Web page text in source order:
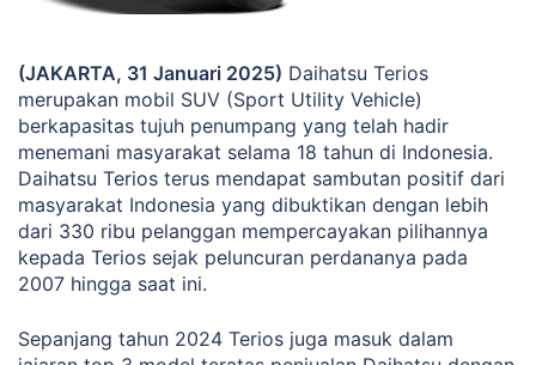
(JAKARTA, 31 Januari 2025) Daihatsu Terios
merupakan mobil SUV (Sport Utility Vehicle)
berkapasitas tujuh penumpang yang telah hadir
menemani masyarakat selama 18 tahun di Indonesia.
Daihatsu Terios terus mendapat sambutan positif dari
masyarakat Indonesia yang dibuktikan dengan lebih
dari 330 ribu pelanggan mempercayakan pilihannya
kepada Terios sejak peluncuran perdananya pada
2007 hingga saat ini.
Sepanjang tahun 2024 Terios juga masuk dalam